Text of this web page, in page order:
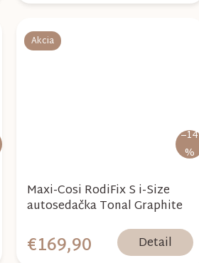
Akcia
–14
%
Maxi-Cosi RodiFix S i-Size
autosedačka Tonal Graphite
€169,90 Detail